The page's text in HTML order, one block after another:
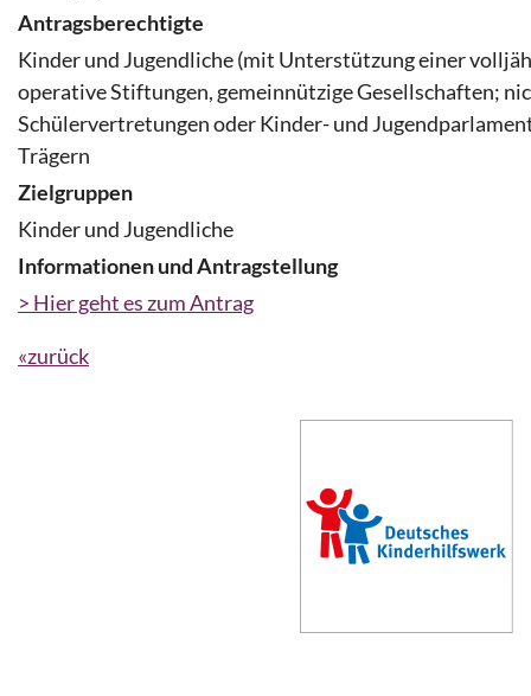
Antragsberechtigte
Kinder und Jugendliche (mit Unterstützung einer
operative Stiftungen, gemeinnützige Gesellschaften;
Schülervertretungen oder Kinder- und
Trägern
Zielgruppen
Kinder und Jugendliche
Informationen und Antragstellung
> Hier geht es zum Antrag
«zurück